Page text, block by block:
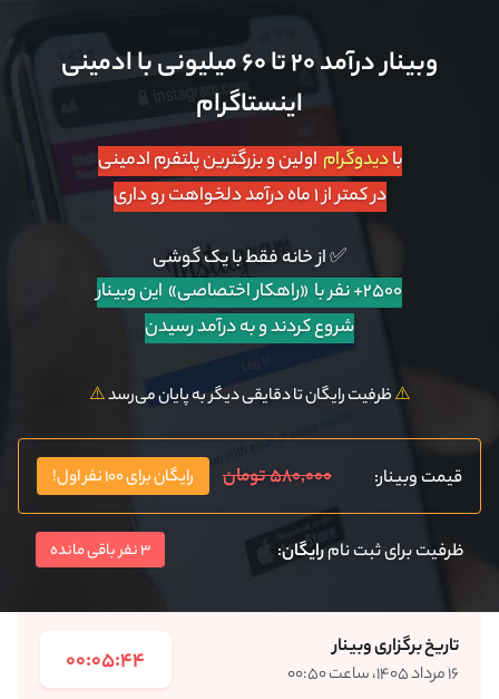
وبینار درآمد ۲۰ تا ۶۰ میلیونی با ادمینی
اینستاگرام
بادیدوگرام اولین و بزرگترین پلتفرم ادمینی
در کمتر از ۱ ماه درآمد دلخواهت رو داری
✅ از خانه فقط با یک گوشی
۲۵۰۰+ نفر با «راهکار اختصاصی»
این وبینار
شروع کردند و به درآمد رسیدن
⚠️ظرفیت رایگان تا دقایقی دیگر به پایان می‌رسد⚠️
قیمت وبینار: ۵۸۰,۰۰۰ تومان رایگان برای ۱۰۰ نفر اول!
ظرفیت برای ثبت نامرایگان: 3 نفر باقی مانده
تاریخ برگزاری وبینار
۱۶ مرداد ۱۴۰۵، ساعت ۰۰:۵۰ 00:05:44